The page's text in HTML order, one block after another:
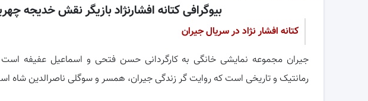
بیوگرافی کتانه افشارنژاد بازیگر نقش خدیجه
کتانه افشار نژاد در سریال جیران
جیران مجموعه نمایشی خانگی به کارگردانی حسن فتحی و اسماعیل عفیفه
رمانتیک و تاریخی است که روایت گر زندگی جیران، همسر و سوگلی ناصرالدین شاه